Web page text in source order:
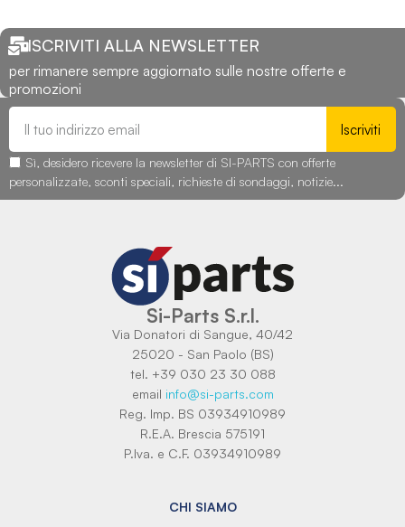
ISCRIVITI ALLA NEWSLETTER
per rimanere sempre aggiornato sulle nostre offerte e
promozioni
Iscriviti
Sì, desidero ricevere la newsletter di SI-PARTS con offerte
personalizzate, sconti speciali, richieste di sondaggi, notizie...
Si-Parts S.r.l.
Via Donatori di Sangue, 40/42
25020 - San Paolo (BS)
tel. +39 030 23 30 088
email info@si-parts.com
Reg. Imp. BS 03934910989
R.E.A. Brescia 575191
P.Iva. e C.F. 03934910989
CHI SIAMO